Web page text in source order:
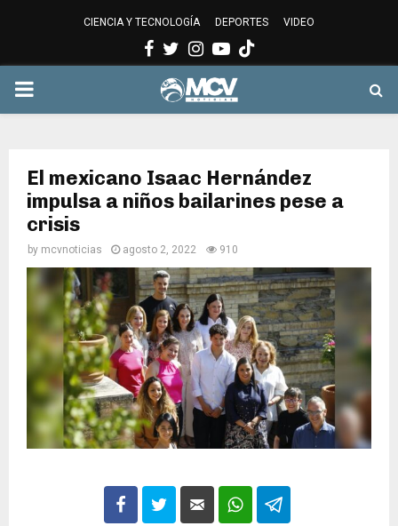
CIENCIA Y TECNOLOGÍA DEPORTES VIDEO
Facebook
Twitter
Instagram
Youtube
PRIMARY
El mexicano Isaac Hernández
impulsa a niños bailarines pese a
crisis
by mcvnoticias agosto 2, 2022 910